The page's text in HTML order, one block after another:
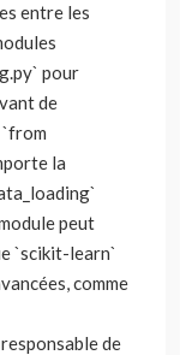
entre les
pour
de
`from
la
peut
`scikit-learn`
comme
de